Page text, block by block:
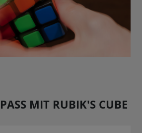
MIT RUBIK'S CUBE